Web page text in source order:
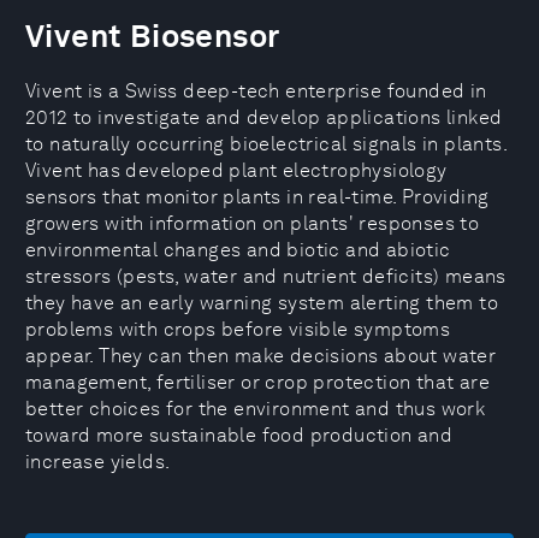
Vivent Biosensor
Vivent is a Swiss deep-tech enterprise founded in
2012 to investigate and develop applications linked
to naturally occurring bioelectrical signals in plants.
Vivent has developed plant electrophysiology
sensors that monitor plants in real-time. Providing
growers with information on plants' responses to
environmental changes and biotic and abiotic
stressors (pests, water and nutrient deficits) means
they have an early warning system alerting them to
problems with crops before visible symptoms
appear. They can then make decisions about water
management, fertiliser or crop protection that are
better choices for the environment and thus work
toward more sustainable food production and
increase yields.